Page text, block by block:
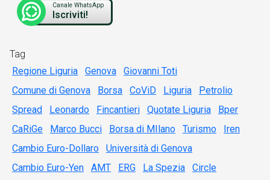
Canale WhatsApp
Iscriviti!
Tag
Regione Liguria
Genova
Giovanni Toti
Comune di Genova
Borsa CoViD Liguria
Petrolio
Spread
Leonardo Fincantieri Quotate Liguria
Bper
CaRiGe
Marco Bucci Borsa di MIlano Turismo
Iren
Cambio Euro-Dollaro
Università di Genova
Cambio Euro-Yen
AMT ERG La Spezia
Circle